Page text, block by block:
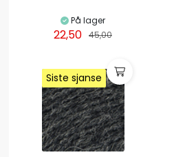
På lager
22,50 45,00
Siste sjanse
Siste sjanse
Siste sjanse